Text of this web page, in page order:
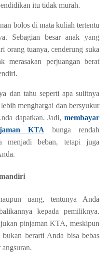
itu tidak murah.
bolos di mata kuliah tertentu
Sebagian besar anak yang
orang tuanya, cenderung suka
merasakan perjuangan berat
dan tahu seperti apa sulitnya
menghargai dan bersyukur
dapatkan. Jadi, membayar
KTA bunga rendah
menjadi beban, tetapi juga
uang, tentunya Anda
kepada pemiliknya.
pinjaman KTA, meskipun
berarti Anda bisa bebas